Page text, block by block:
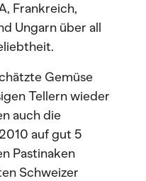
Frankreich,
Ungarn über all
Gemüse
Tellern wieder
auch die
auf gut 5
Pastinaken
Schweizer